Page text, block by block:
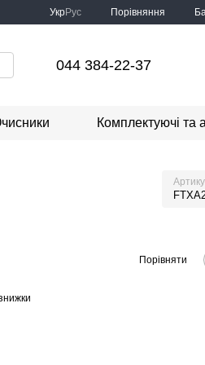
УкрРус Порівняння
044 384-22-37
Комплектуючі та
Порівняти